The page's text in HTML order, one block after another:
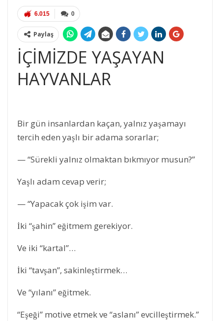
0
6.015
Paylaş
İÇİMİZDE YAŞAYAN
HAYVANLAR
Bir gün insanlardan kaçan, yalnız yaşamayı
tercih eden yaşlı bir adama sorarlar;
— “Sürekli yalnız olmaktan bıkmıyor musun?”
Yaşlı adam cevap verir;
— “Yapacak çok işim var.
İki “şahin” eğitmem gerekiyor.
Ve iki “kartal”…
İki “tavşan”, sakinleştirmek…
Ve “yılanı” eğitmek.
“Eşeği” motive etmek ve “aslanı” evcilleştirmek.”